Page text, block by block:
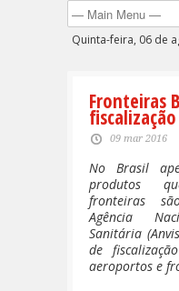
Quinta-feira, 06 de
Fronteiras
09 mar 2016
No Brasil
produtos
fronteiras
Agência
Sanitária
de
aeroportos e